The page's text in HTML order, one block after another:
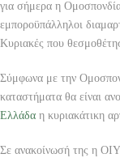
για σήμερα η
εμποροϋπάλληλοι
Κυριακές που
Σύμφωνα με την
καταστήματα θα είναι
Ελλάδα η κυριακάτικη
Σε ανακοίνωσή της η